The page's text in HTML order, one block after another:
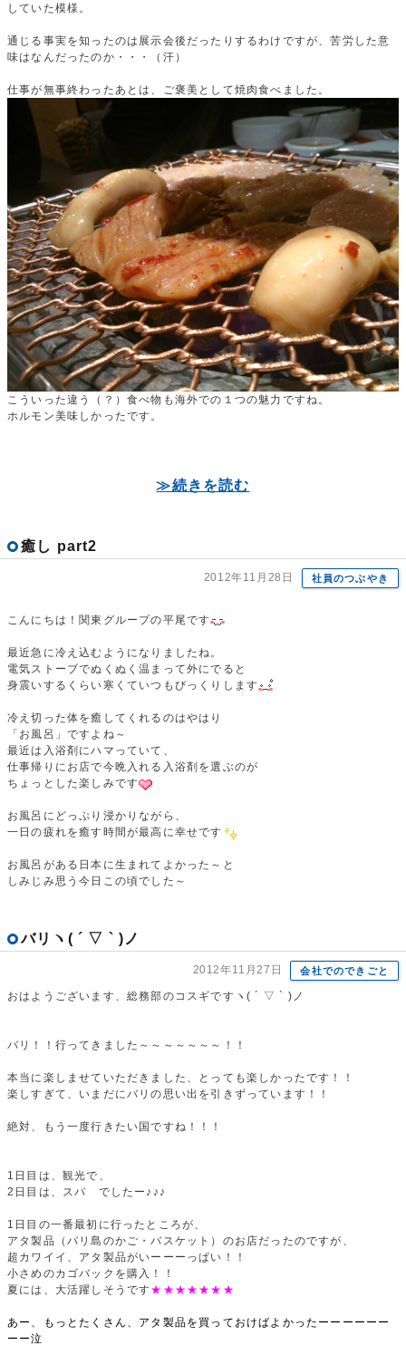
していた模様。
通じる事実を知ったのは展示会後だったりするわけですが、苦労した意
味はなんだったのか・・・（汗）
仕事が無事終わったあとは、ご褒美として焼肉食べました。
こういった違う（？）食べ物も海外での１つの魅力ですね。
ホルモン美味しかったです。
≫続きを読む
癒し part2
2012年11月28日 社員のつぶやき
こんにちは！関東グループの平尾です
最近急に冷え込むようになりましたね。
電気ストーブでぬくぬく温まって外にでると
身震いするくらい寒くていつもびっくりします
冷え切った体を癒してくれるのはやはり
「お風呂」ですよね～
最近は入浴剤にハマっていて、
仕事帰りにお店で今晩入れる入浴剤を選ぶのが
ちょっとした楽しみです
お風呂にどっぷり浸かりながら、
一日の疲れを癒す時間が最高に幸せです
お風呂がある日本に生まれてよかった～と
しみじみ思う今日この頃でした～
バリヽ( ´ ▽ ` )ノ
2012年11月27日 会社でのできごと
おはようございます、総務部のコスギですヽ( ´ ▽ ` )ノ
バリ！！行ってきました～～～～～～～！！
本当に楽しませていただきました、とっても楽しかったです！！
楽しすぎて、いまだにバリの思い出を引きずっています！！
絶対、もう一度行きたい国ですね！！！
1日目は、観光で、
2日目は、スパ でしたー♪♪♪
1日目の一番最初に行ったところが、
アタ製品（バリ島のかご・バスケット）のお店だったのですが、
超カワイイ、アタ製品がいーーーっぱい！！
小さめのカゴバックを購入！！
夏には、大活躍しそうです★★★★★★★
あー、もっとたくさん、アタ製品を買っておけばよかったーーーーーー
ーー泣